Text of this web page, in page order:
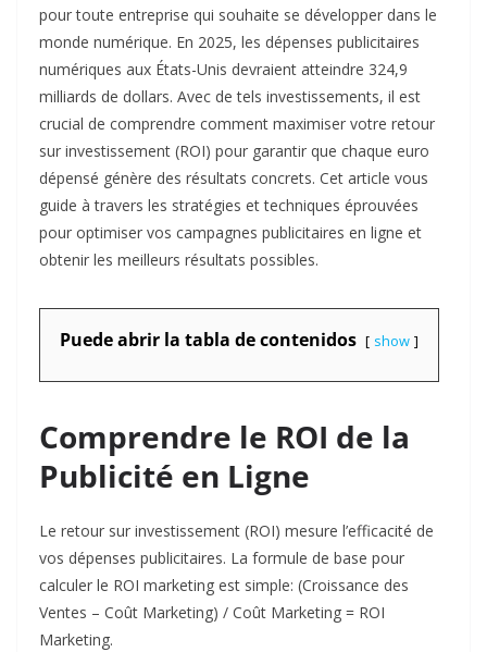
pour toute entreprise qui souhaite se développer dans le
monde numérique. En 2025, les dépenses publicitaires
numériques aux États-Unis devraient atteindre 324,9
milliards de dollars. Avec de tels investissements, il est
crucial de comprendre comment maximiser votre retour
sur investissement (ROI) pour garantir que chaque euro
dépensé génère des résultats concrets. Cet article vous
guide à travers les stratégies et techniques éprouvées
pour optimiser vos campagnes publicitaires en ligne et
obtenir les meilleurs résultats possibles.​
Puede abrir la tabla de contenidos show
Comprendre le ROI de la
Publicité en Ligne
Le retour sur investissement (ROI) mesure l’efficacité de
vos dépenses publicitaires. La formule de base pour
calculer le ROI marketing est simple: (Croissance des
Ventes – Coût Marketing) / Coût Marketing = ROI
Marketing.​